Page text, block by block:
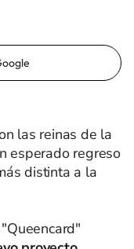
las reinas de la
esperado regreso
distinta a la